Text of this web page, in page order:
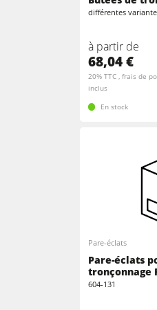
différentes
à partir de
68,04 €
20% TTC , frais de
inclus
En stock
Pare-éclats
Pare-éclats
tronçonnage
604-131